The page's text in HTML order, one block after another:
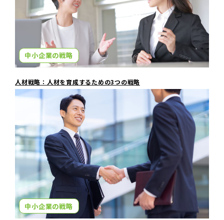
中小企業の戦略
人材戦略：人材を育成するための3つの戦略
中小企業の戦略